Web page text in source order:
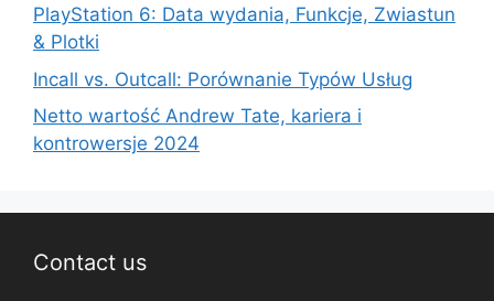
PlayStation 6: Data wydania, Funkcje, Zwiastun
& Plotki
Incall vs. Outcall: Porównanie Typów Usług
Netto wartość Andrew Tate, kariera i
kontrowersje 2024
Contact us